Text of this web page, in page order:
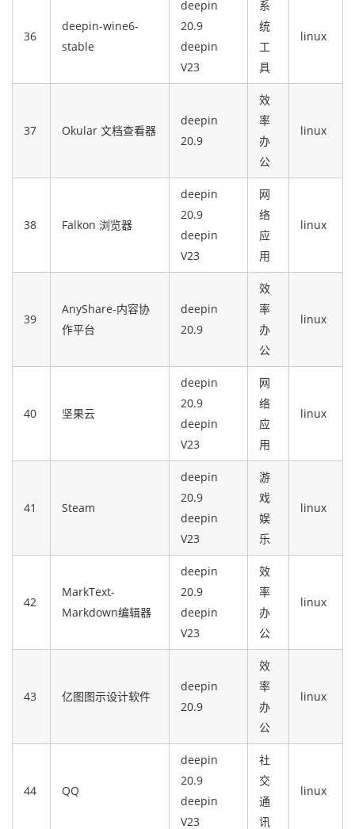
36
deepin-wine6-
stable
deepin
20.9
deepin
V23
系
统
工
具
linux
37 Okular 文档查看器
deepin
20.9
效
率
办
公
linux
38 Falkon 浏览器
deepin
20.9
deepin
V23
网
络
应
用
linux
39
AnyShare-内容协
作平台
deepin
20.9
效
率
办
公
linux
40 坚果云
deepin
20.9
deepin
V23
网
络
应
用
linux
41 Steam
deepin
20.9
deepin
V23
游
戏
娱
乐
linux
42
MarkText-
Markdown编辑器
deepin
20.9
deepin
V23
效
率
办
公
linux
43 亿图图示设计软件
deepin
20.9
效
率
办
公
linux
44 QQ
deepin
20.9
deepin
V23
社
交
通
讯
linux